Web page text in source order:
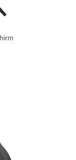
der
von 68 inch...